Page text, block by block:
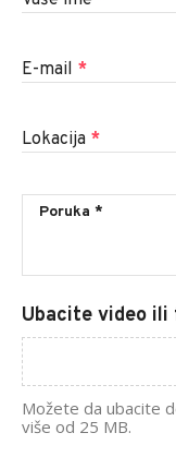
E-mail *
Lokacija *
Ubacite video
Možete da ubacite
više od 25 MB.